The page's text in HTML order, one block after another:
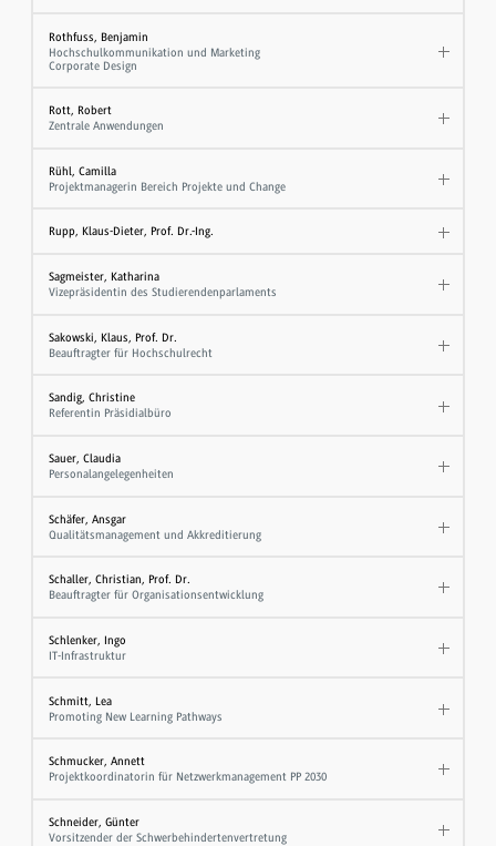
Rothfuss, Benjamin
Hochschulkommunikation und Marketing
Corporate Design
Rott, Robert
Zentrale Anwendungen
Rühl, Camilla
Projektmanagerin Bereich Projekte und Change
Rupp, Klaus-Dieter, Prof. Dr.-Ing.
Sagmeister, Katharina
Vizepräsidentin des Studierendenparlaments
Sakowski, Klaus, Prof. Dr.
​Beauftragter für Hochschulrecht
Sandig, Christine
Referentin Präsidialbüro
Sauer, Claudia
Personalangelegenheiten
Schäfer, Ansgar
Qualitätsmanagement und Akkreditierung
Schaller, Christian, Prof. Dr.
Beauftragter für Organisationsentwicklung
Schlenker, Ingo
IT-Infrastruktur
Schmitt, Lea
Promoting New Learning Pathways
Schmucker, Annett
Projektkoordinatorin für Netzwerkmanagement PP 2030
Schneider, Günter
Vorsitzender der Schwerbehindertenvertretung